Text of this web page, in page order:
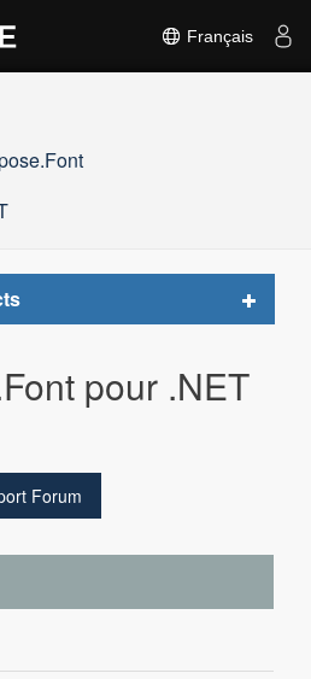
Français
Toggle
pour .NET
Forum